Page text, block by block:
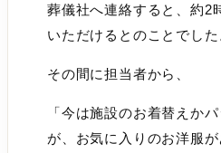
葬儀社へ連絡すると、約2
いただけるとのことでした
その間に担当者から、
「今は施設のお着替えか
が、お気に入りのお洋服